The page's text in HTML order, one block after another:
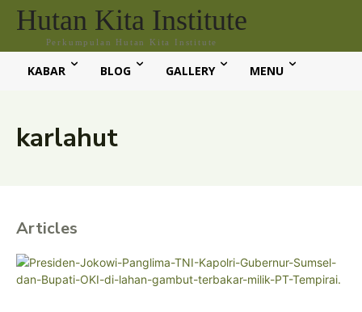
Hutan Kita Institute
Perkumpulan Hutan Kita Institute
KABAR BLOG GALLERY MENU
karlahut
Articles